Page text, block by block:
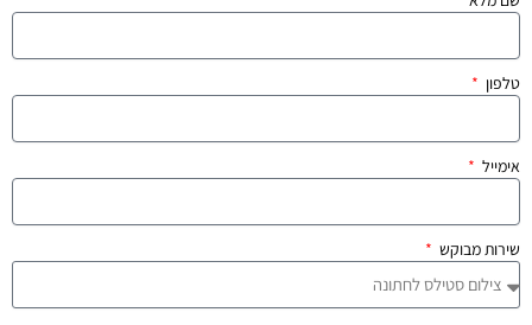
טלפון
אימייל
שירות מבוקש